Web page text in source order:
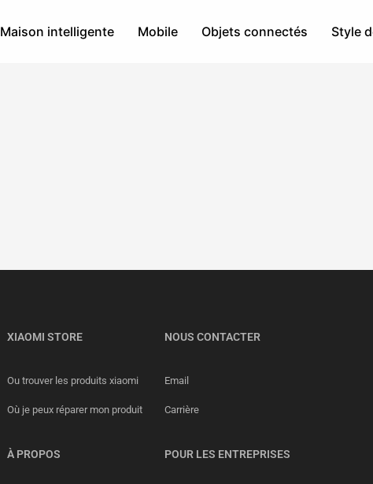
Maison intelligente Mobile Objets connectés Style
XIAOMI STORE
Ou trouver les produits xiaomi
Où je peux réparer mon produit
À PROPOS
NOUS CONTACTER
Email
Carrière
POUR LES ENTREPRISES